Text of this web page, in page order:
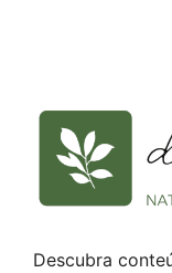
Descubra